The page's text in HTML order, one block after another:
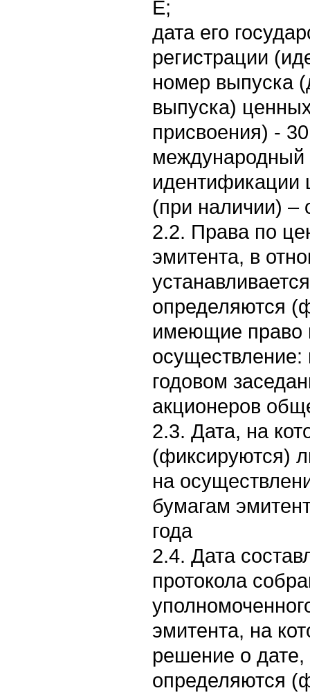
E;
дата его
регистрации
номер выпуска
выпуска)
присвоения) -
международный
идентификации
(при наличии) –
2.2. Права по
эмитента, в
определяются
имеющие право
осуществление:
годовом
акционеров
2.3. Дата, на
(фиксируются)
на
бумагам
года
2.4. Дата
протокола
эмитента, на
решение о дате,
определяются